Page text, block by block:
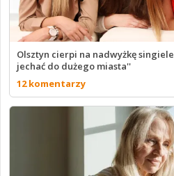
Olsztyn cierpi na nadwyżkę
jechać do dużego miasta''
12 komentarzy